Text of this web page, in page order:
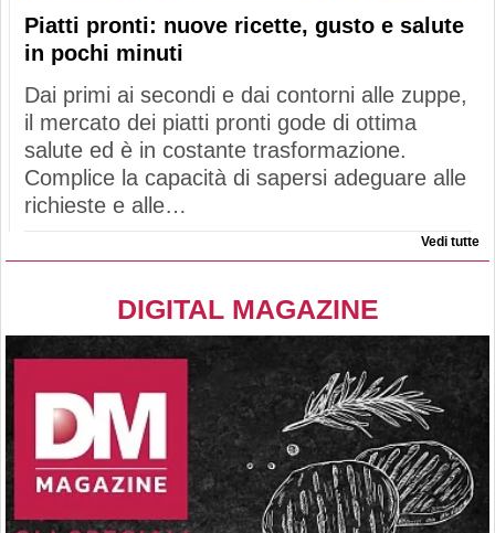
Piatti pronti: nuove ricette, gusto e salute
in pochi minuti
Dai primi ai secondi e dai contorni alle zuppe,
il mercato dei piatti pronti gode di ottima
salute ed è in costante trasformazione.
Complice la capacità di sapersi adeguare alle
richieste e alle…
Vedi tutte
DIGITAL MAGAZINE